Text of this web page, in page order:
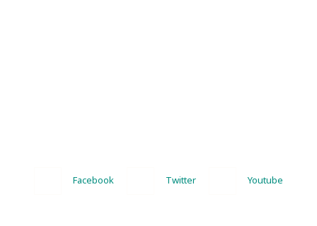
Facebook Twitter Youtube